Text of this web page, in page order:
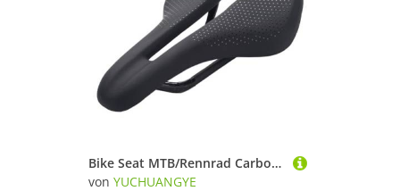
Bike Seat MTB/Rennrad Carbon Fiber Ultraleicht Sattel Fahrradsattel Reiten Sitzkissen
von YUCHUANGYE